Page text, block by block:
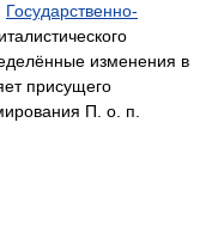
Государственно-
изменения в
присущего
П. о. п.